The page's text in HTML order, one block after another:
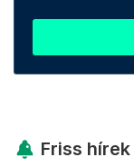
Friss hírek